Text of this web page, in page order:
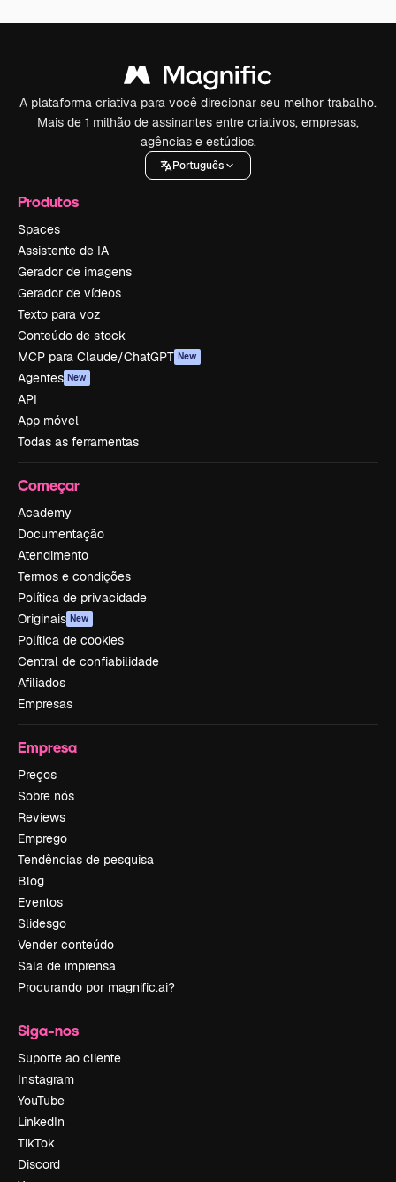
A plataforma criativa para você direcionar seu melhor trabalho.
Mais de 1 milhão de assinantes entre criativos, empresas,
agências e estúdios.
Português
Produtos
Spaces
Assistente de IA
Gerador de imagens
Gerador de vídeos
Texto para voz
Conteúdo de stock
MCP para Claude/ChatGPT New
Agentes New
API
App móvel
Todas as ferramentas
Começar
Academy
Documentação
Atendimento
Termos e condições
Política de privacidade
Originais New
Política de cookies
Central de confiabilidade
Afiliados
Empresas
Empresa
Preços
Sobre nós
Reviews
Emprego
Tendências de pesquisa
Blog
Eventos
Slidesgo
Vender conteúdo
Sala de imprensa
Procurando por magnific.ai?
Siga-nos
Suporte ao cliente
Instagram
YouTube
LinkedIn
TikTok
Discord